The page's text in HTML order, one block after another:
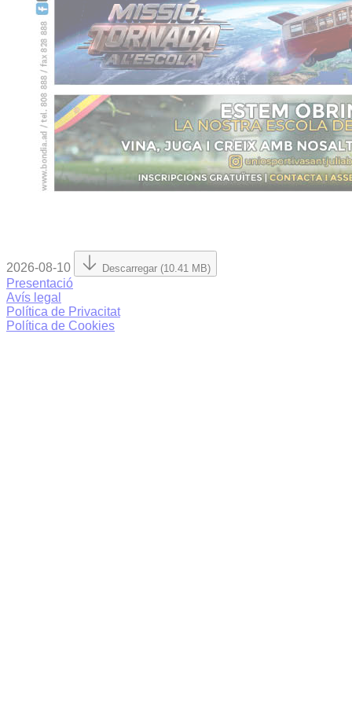
2026-08-10 Descarregar (10.41 MB)
Presentació
Avís legal
Política de Privacitat
Política de Cookies